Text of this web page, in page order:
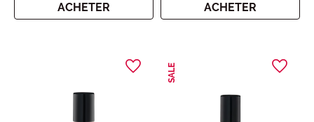
ACHETER ACHETER
SALE